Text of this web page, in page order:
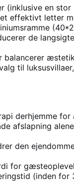
(inklusive en
effektivt letter
de
balancerer
til
derhjemme for
afslapning
den
for
(inden for